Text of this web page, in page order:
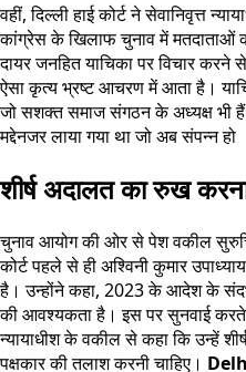
वहीं, दिल्ली हाई कोर्ट ने सेवानिवृत्त
कांग्रेस के खिलाफ चुनाव में मतदाताओं
दायर जनहित याचिका पर विचार करने
ऐसा कृत्य भ्रष्ट आचरण में आता है।
जो सशक्त समाज संगठन के अध्यक्ष भी
मद्देनजर लाया गया था जो अब संपन्न
शीर्ष अदालत का रुख
चुनाव आयोग की ओर से पेश वकील
कोर्ट पहले से ही अश्विनी कुमार
है। उन्होंने कहा, 2023 के आदेश के
की आवश्यकता है। इस पर सुनवाई करते
न्यायाधीश के वकील से कहा कि उन्हें
पक्षकार की तलाश करनी चाहिए।